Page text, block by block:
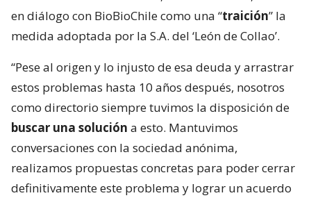
en diálogo con BioBioChile como una “traición” la
medida adoptada por la S.A. del ‘León de Collao’.
“Pese al origen y lo injusto de esa deuda y arrastrar
estos problemas hasta 10 años después, nosotros
como directorio siempre tuvimos la disposición de
buscar una solución a esto. Mantuvimos
conversaciones con la sociedad anónima,
realizamos propuestas concretas para poder cerrar
definitivamente este problema y lograr un acuerdo